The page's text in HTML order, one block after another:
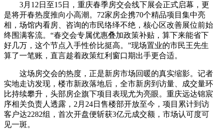
3月12日至15日，重庆春季房交会线下展会正式启幕，更
是将开春热度推向小高潮。72家房企携70个精品项目集中亮
相，场馆内看房、咨询的市民络绎不绝，核心区改善展位前始
终围满客流。“春交会专属优惠叠加政策补贴，算下来能省下
好几万，这个节点入手性价比挺高。”现场置业的市民王先生
算了一笔账，直言趁着政策红利窗口期出手更合适。
这场房交会的热度，正是新房市场回暖的真实缩影。记者
实地走访发现，楼市新政落地后，全市新房到访量、成交量环
比持续攀升，头部房企旗下项目表现尤为亮眼。重庆远达锦宸
序相关负责人透露，2月24日售楼部开放至今，项目累计到访
客户达2282组，首次开盘便斩获3亿元成交额，市场认可度可
见一斑。